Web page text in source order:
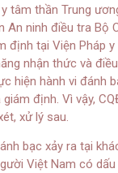
tâm thần Trung
An ninh điều tra Bộ
định tại Viện Pháp
nhận thức và
hiện hành vi đánh
định. Vì vậy,
xử lý sau.
bạc xảy ra tại
Việt Nam có dấu